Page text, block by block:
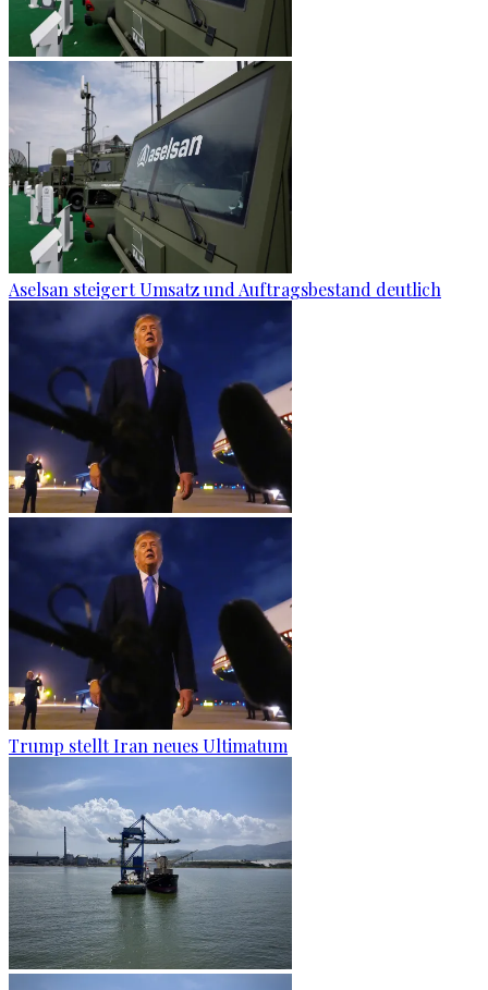
Aselsan steigert Umsatz und Auftragsbestand deutlich
Trump stellt Iran neues Ultimatum